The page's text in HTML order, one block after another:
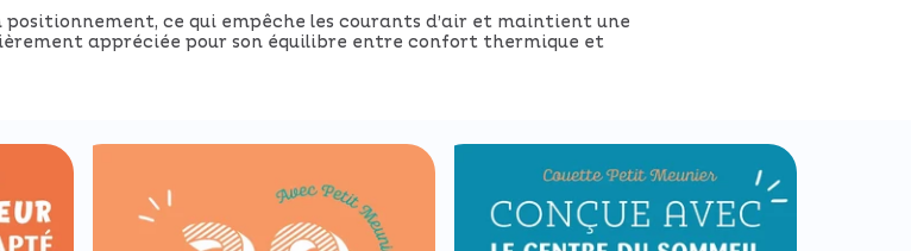
positionnement, ce qui empêche les courants d’air et maintient une
appréciée pour son équilibre entre confort thermique et